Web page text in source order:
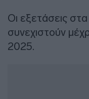
Οι εξετάσεις
συνεχιστούν
2025.